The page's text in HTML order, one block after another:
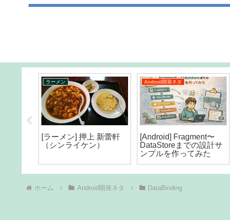
ラーメン
[ラーメン] 押上 新蕾軒
（シンライケン）
Android開発ネタ
[Android] Fragment〜
DataStoreまでの設計サ
ンプルを作ってみた
ホーム Android開発ネタ DataBinding